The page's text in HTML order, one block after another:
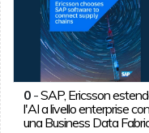
0-SAP, Ericsson
l'AI a livello enterprise con
una Business Data